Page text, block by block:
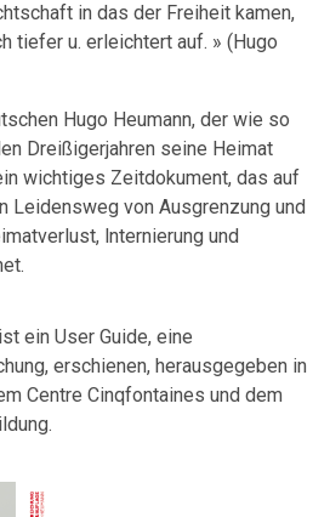
in das der Freiheit kamen,
tiefer u. erleichtert auf. » (Hugo
Hugo Heumann, der wie so
Dreißigerjahren seine Heimat
wichtiges Zeitdokument, das auf
Leidensweg von Ausgrenzung und
lnternierung und
ist ein User Guide, eine
erschienen, herausgegeben in
Centre Cinqfontaines und dem